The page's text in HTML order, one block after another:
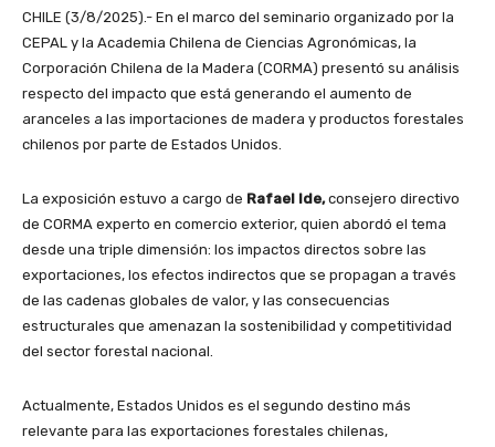
CHILE (3/8/2025).- En el marco del seminario organizado por la
CEPAL y la Academia Chilena de Ciencias Agronómicas, la
Corporación Chilena de la Madera (CORMA) presentó su análisis
respecto del impacto que está generando el aumento de
aranceles a las importaciones de madera y productos forestales
chilenos por parte de Estados Unidos.
La exposición estuvo a cargo de Rafael Ide,consejero directivo
de CORMA experto en comercio exterior, quien abordó el tema
desde una triple dimensión: los impactos directos sobre las
exportaciones, los efectos indirectos que se propagan a través
de las cadenas globales de valor, y las consecuencias
estructurales que amenazan la sostenibilidad y competitividad
del sector forestal nacional.
Actualmente, Estados Unidos es el segundo destino más
relevante para las exportaciones forestales chilenas,